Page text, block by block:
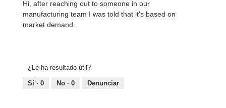
Hi, after reaching out to someone in our
manufacturing team I was told that it's based on
market demand.
¿Le ha resultado útil?
Sí · 0 No · 0 Denunciar